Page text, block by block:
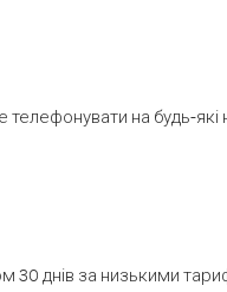
на будь-які
30 днів за низькими